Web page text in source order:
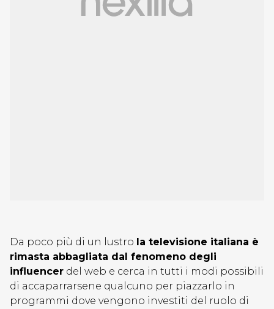
Da poco più di un lustro la televisione italiana è
rimasta abbagliata dal fenomeno degli
influencer del web e cerca in tutti i modi possibili
di accaparrarsene qualcuno per piazzarlo in
programmi dove vengono investiti del ruolo di